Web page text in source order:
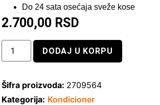
Do 24 sata osećaja sveže kose
2.700,00 RSD
DODAJ U KORPU
Šifra proizvoda: 2709564
Kategorija: Kondicioner